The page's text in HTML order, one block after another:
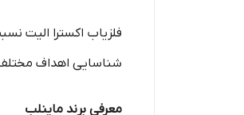
شناسایی اهداف مختلف
معرفی برند ماینلب